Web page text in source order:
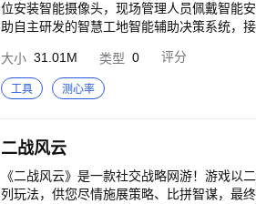
位安装智能摄像头，现场管理人员佩戴智能
助自主研发的智慧工地智能辅助决策系统，
成本及进度，实现智慧工地2.0+能力。
大小 31.01M 类型 0 评分
工具 测心率
二战风云
《二战风云》是一款社交战略网游！游戏以
列玩法，供您尽情施展策略、比拼智谋，最